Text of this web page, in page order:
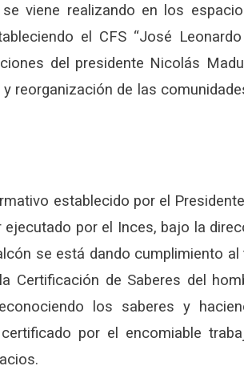
viene realizando en los
el CFS “José
del presidente Nicolás
reorganización de las
establecido por el Presidente
por el Inces, bajo la
se está dando cumplimiento
Certificación de Saberes del
los saberes y
por el encomiable